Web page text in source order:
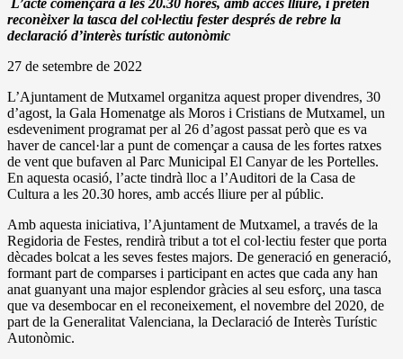
reconèixer la tasca del col·lectiu fester després de rebre la
declaració d’interès turístic autonòmic
27 de setembre de 2022
L’Ajuntament de Mutxamel organitza aquest proper divendres, 30
d’agost, la Gala Homenatge als Moros i Cristians de Mutxamel, un
esdeveniment programat per al 26 d’agost passat però que es va
haver de cancel·lar a punt de començar a causa de les fortes ratxes
de vent que bufaven al Parc Municipal El Canyar de les Portelles.
En aquesta ocasió, l’acte tindrà lloc a l’Auditori de la Casa de
Cultura a les 20.30 hores, amb accés lliure per al públic.
Amb aquesta iniciativa, l’Ajuntament de Mutxamel, a través de la
Regidoria de Festes, rendirà tribut a tot el col·lectiu fester que porta
dècades bolcat a les seves festes majors. De generació en generació,
formant part de comparses i participant en actes que cada any han
anat guanyant una major esplendor gràcies al seu esforç, una tasca
que va desembocar en el reconeixement, el novembre del 2020, de
part de la Generalitat Valenciana, la Declaració de Interès Turístic
Autonòmic.